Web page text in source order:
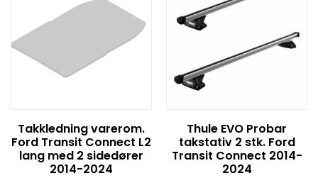
Takkledning varerom.
Ford Transit Connect L2
lang med 2 sidedører
2014-2024
Thule EVO Probar
takstativ 2 stk. Ford
Transit Connect 2014-
2024